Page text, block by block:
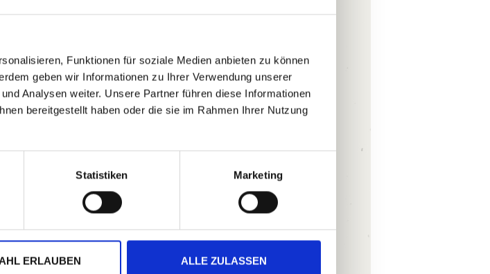
Funktionen für soziale Medien anbieten zu können
geben wir Informationen zu Ihrer Verwendung unserer
Analysen weiter. Unsere Partner führen diese Informationen
bereitgestellt haben oder die sie im Rahmen Ihrer Nutzung
Statistiken Marketing
ERLAUBEN ALLE ZULASSEN
Ihre E-Mail-
Ich akzeptiere
die